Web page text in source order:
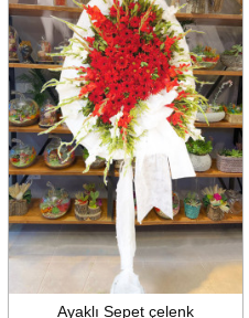
Ayaklı Sepet çelenk